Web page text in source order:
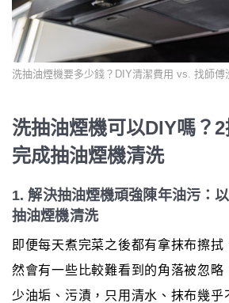
洗抽油煙機要多少錢？DIY清潔費用 vs. 找師傅
洗抽油煙機可以DIY嗎？
完成抽油煙機清洗
1. 解決抽油煙機頑強陳年油污：
抽油煙機清洗
即便每天煮完菜之後都有拿抹布擦拭
然會有一些比較難看到的角落被忽略
少油垢、污漬，只用清水、抹布幾乎